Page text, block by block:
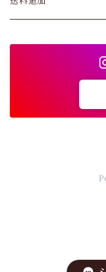
ショーツ
ガードル・ウエストニッパ
アウター・コート